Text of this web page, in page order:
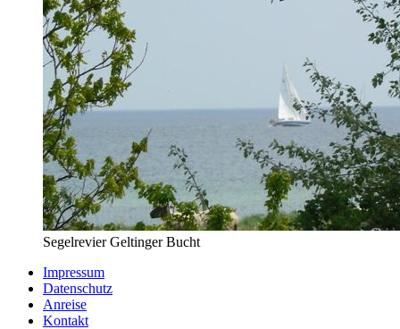
Segelrevier Geltinger Bucht
Impressum
Datenschutz
Anreise
Kontakt